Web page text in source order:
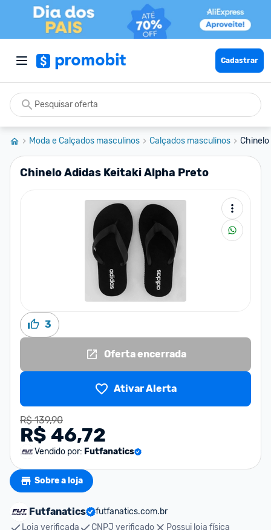
Cadastrar
Moda e Calçados masculinos Calçados masculinos
Chinelo Adidas Keitaki Alpha Preto
3
Oferta encerrada
Ativar Alerta
R$ 139,90
R$ 46,72
Vendido por: Futfanatics
Sobre a loja
Futfanatics
futfanatics.com.br
Loja verificada
CNPJ verificado
Possui loja física